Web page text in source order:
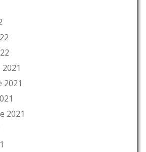
2021
2021